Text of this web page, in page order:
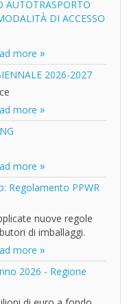
AUTOTRASPORTO
DI ACCESSO
more
2026-2027
more
more
Regolamento PPWR
nuove regole
di imballaggi.
more
2026 - Regione